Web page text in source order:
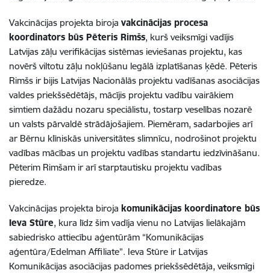
Vakcinācijas projekta biroja vakcinācijas procesa
koordinators būs Pēteris Rimšs, kurš veiksmīgi vadījis
Latvijas zāļu verifikācijas sistēmas ieviešanas projektu, kas
novērš viltotu zāļu nokļūšanu legālā izplatīšanas ķēdē. Pēteris
Rimšs ir bijis Latvijas Nacionālās projektu vadīšanas asociācijas
valdes priekšsēdētājs, mācījis projektu vadību vairākiem
simtiem dažādu nozaru speciālistu, tostarp veselības nozarē
un valsts pārvaldē strādājošajiem. Piemēram, sadarbojies arī
ar Bērnu klīniskās universitātes slimnīcu, nodrošinot projektu
vadības mācības un projektu vadības standartu iedzīvināšanu.
Pēterim Rimšam ir arī starptautisku projektu vadības
pieredze.
Vakcinācijas projekta biroja komunikācijas koordinatore būs
Ieva Stūre, kura līdz šim vadīja vienu no Latvijas lielākajām
sabiedrisko attiecību aģentūrām “Komunikācijas
aģentūra/Edelman Affiliate”. Ieva Stūre ir Latvijas
Komunikācijas asociācijas padomes priekšsēdētāja, veiksmīgi